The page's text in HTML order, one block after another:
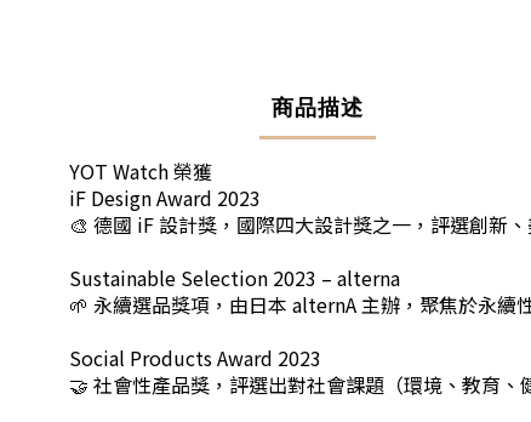
商品描述
YOT Watch 榮獲
iF Design Award 2023
🎨 德國 iF 設計獎，國際四大設計獎之一，評選創新
Sustainable Selection 2023 – alterna
🌱 永續選品獎項，由日本 alternA 主辦，聚焦於永續
Social Products Award 2023
🤝 社會性產品獎，評選出對社會課題（環境、教育、